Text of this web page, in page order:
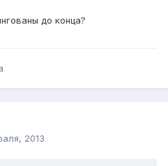
до конца?
2013